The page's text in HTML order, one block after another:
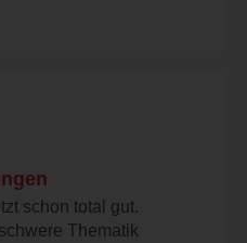
schon total gut.
Thematik